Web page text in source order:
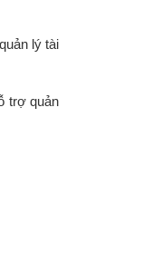
lý tài
trợ quản